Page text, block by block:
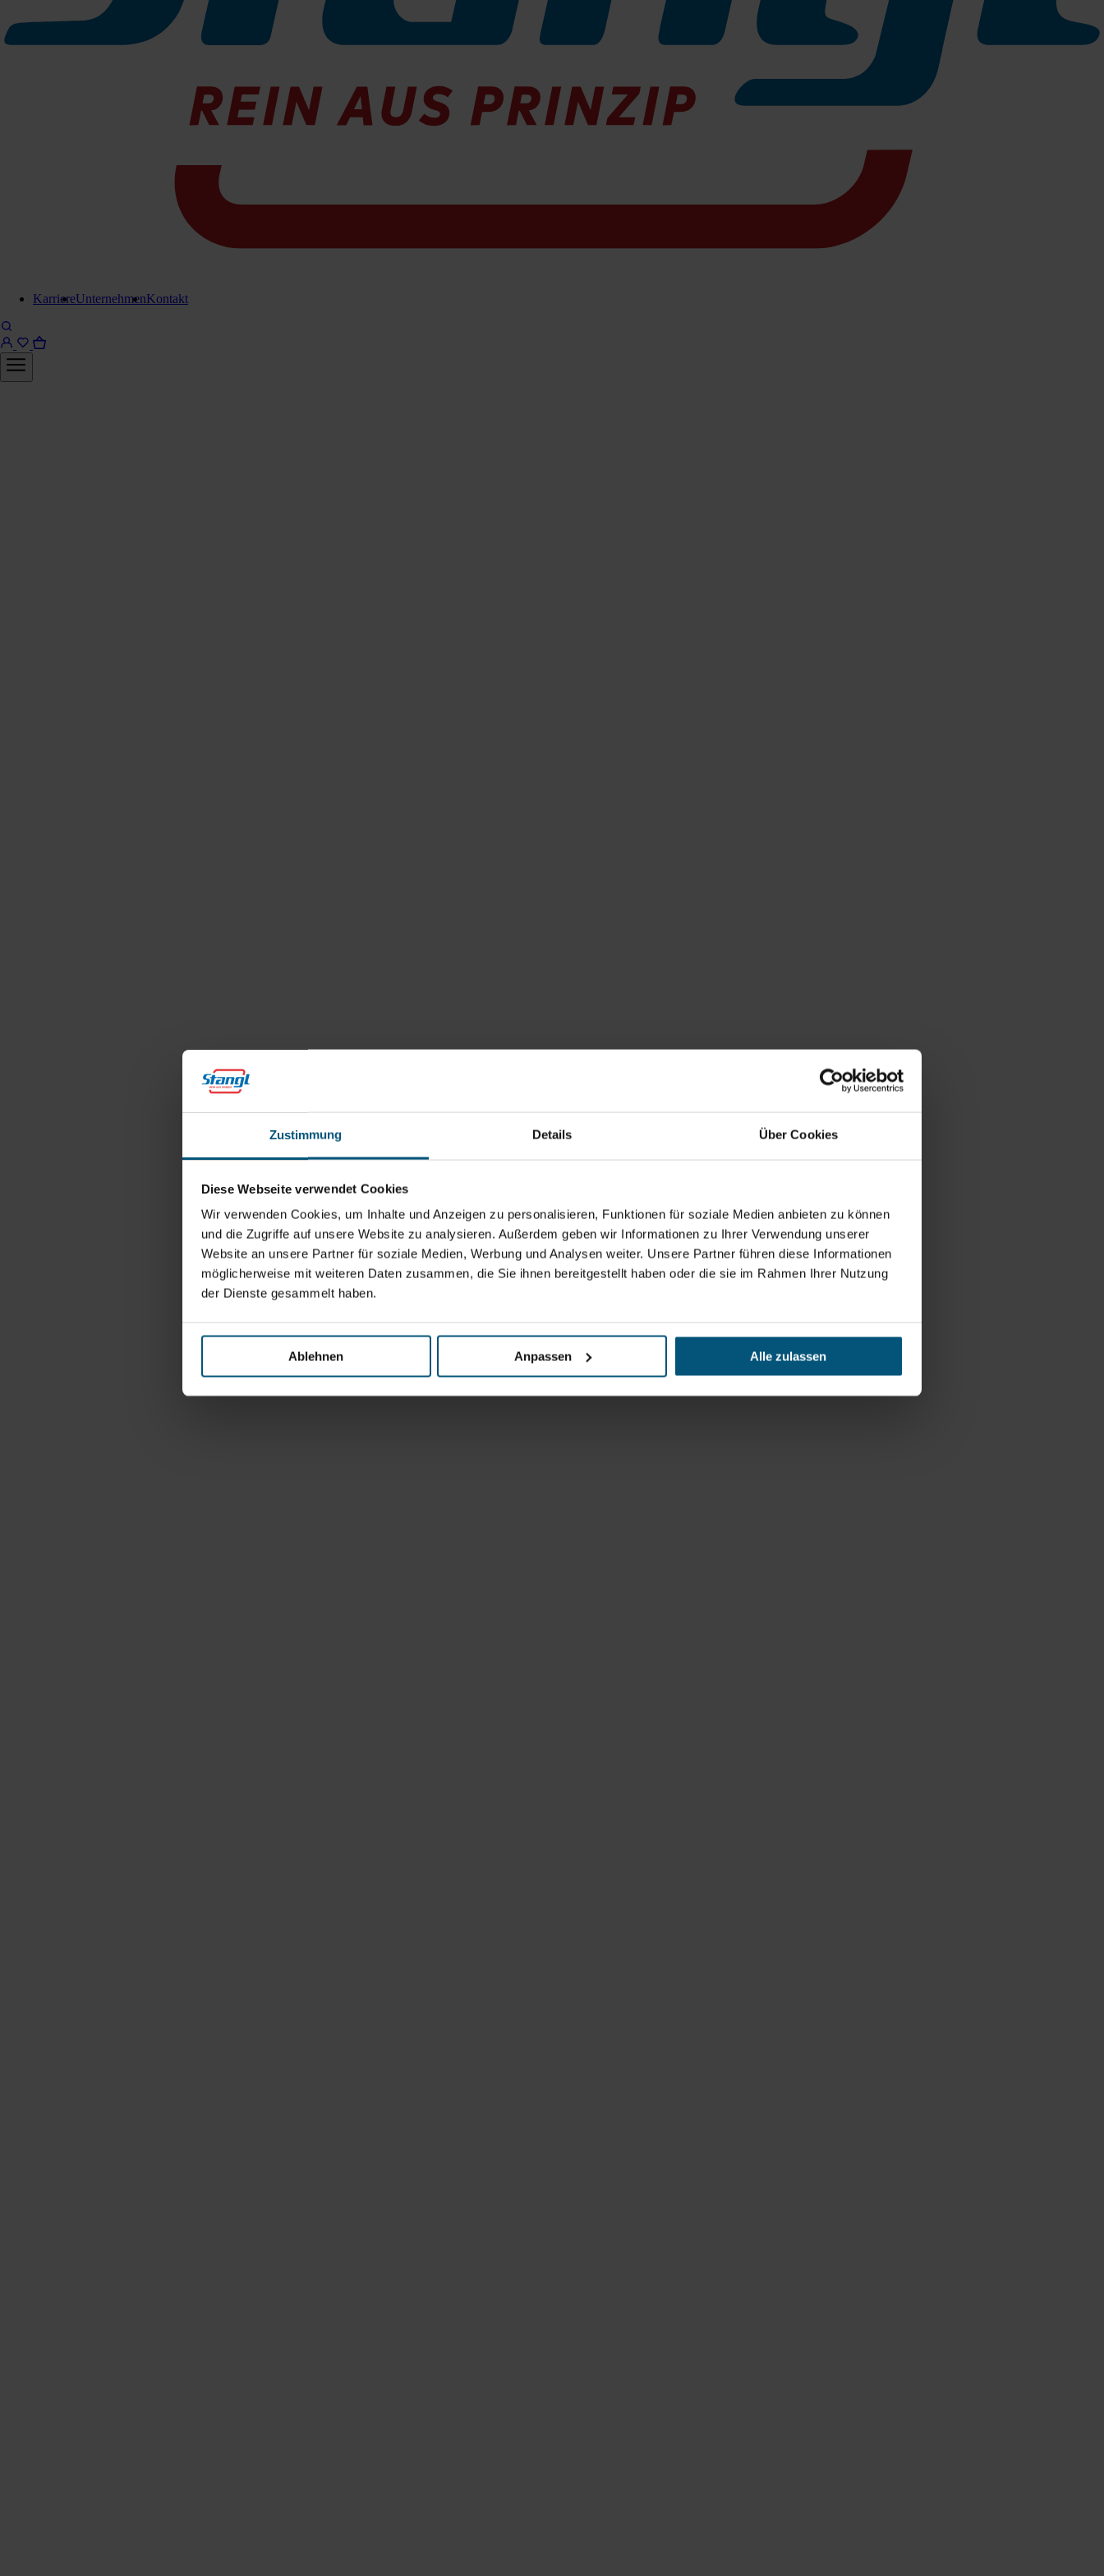
Zustimmung Details Über Cookies
Diese Webseite verwendet Cookies
Wir verwenden Cookies, um Inhalte und Anzeigen zu personalisieren, Funktionen für soziale Medien anbieten zu können
und die Zugriffe auf unsere Website zu analysieren. Außerdem geben wir Informationen zu Ihrer Verwendung unserer
Website an unsere Partner für soziale Medien, Werbung und Analysen weiter. Unsere Partner führen diese Informationen
möglicherweise mit weiteren Daten zusammen, die Sie ihnen bereitgestellt haben oder die sie im Rahmen Ihrer Nutzung
der Dienste gesammelt haben.
Ablehnen Anpassen Alle zulassen
KarriereUnternehmenKontakt
204-450300605
Lieferung in 6-8 Werktagen